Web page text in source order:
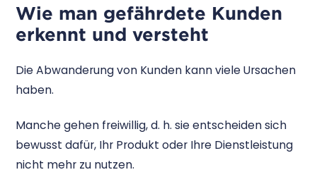
Wie man gefährdete Kunden
erkennt und versteht
Die Abwanderung von Kunden kann viele Ursachen
haben.
Manche gehen freiwillig, d. h. sie entscheiden sich
bewusst dafür, Ihr Produkt oder Ihre Dienstleistung
nicht mehr zu nutzen.